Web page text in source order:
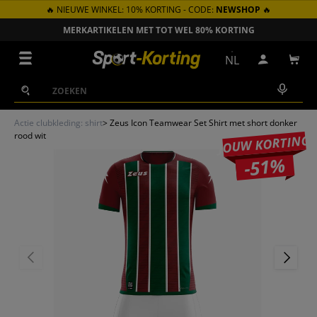
GA NAAR INHOUD
🔥 NIEUWE WINKEL: 10% KORTING - CODE: NEWSHOP 🔥
MERKARTIKELEN MET TOT WEL 80% KORTING
Zoeken
Zoeken
NL Inloggen
Actie clubkleding: shirt> Zeus Icon Teamwear Set Shirt met short donker
rood wit
JOUW KORTING
-51%
VORIGE